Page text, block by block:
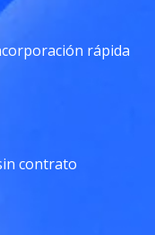
rápida
contrato